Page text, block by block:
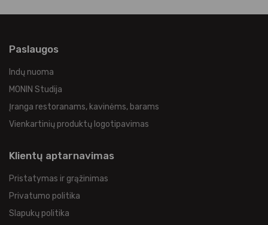
Paslaugos
Indų nuoma
MONIN Studija
Įranga restoranams, kavinėms, barams
Vienkartinių produktų logotipavimas
Klientų aptarnavimas
Pristatymas ir grąžinimas
Privatumo politika
Slapukų politika